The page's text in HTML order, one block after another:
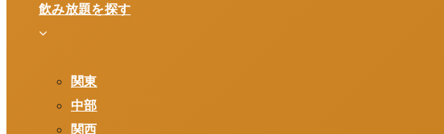
飲み放題を探す
関東
中部
関西